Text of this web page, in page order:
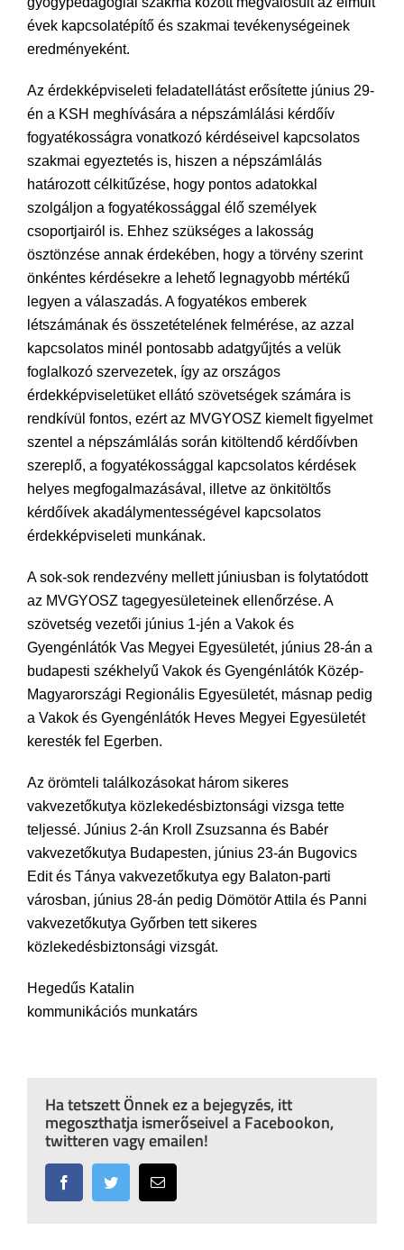
évek kapcsolatépítő és szakmai tevékenységeinek
eredményeként.
Az érdekképviseleti feladatellátást erősítette június 29-
én a KSH meghívására a népszámlálási kérdőív
fogyatékosságra vonatkozó kérdéseivel kapcsolatos
szakmai egyeztetés is, hiszen a népszámlálás
határozott célkitűzése, hogy pontos adatokkal
szolgáljon a fogyatékossággal élő személyek
csoportjairól is. Ehhez szükséges a lakosság
ösztönzése annak érdekében, hogy a törvény szerint
önkéntes kérdésekre a lehető legnagyobb mértékű
legyen a válaszadás. A fogyatékos emberek
létszámának és összetételének felmérése, az azzal
kapcsolatos minél pontosabb adatgyűjtés a velük
foglalkozó szervezetek, így az országos
érdekképviseletüket ellátó szövetségek számára is
rendkívül fontos, ezért az MVGYOSZ kiemelt figyelmet
szentel a népszámlálás során kitöltendő kérdőívben
szereplő, a fogyatékossággal kapcsolatos kérdések
helyes megfogalmazásával, illetve az önkitöltős
kérdőívek akadálymentességével kapcsolatos
érdekképviseleti munkának.
A sok-sok rendezvény mellett júniusban is folytatódott
az MVGYOSZ tagegyesületeinek ellenőrzése. A
szövetség vezetői június 1-jén a Vakok és
Gyengénlátók Vas Megyei Egyesületét, június 28-án a
budapesti székhelyű Vakok és Gyengénlátók Közép-
Magyarországi Regionális Egyesületét, másnap pedig
a Vakok és Gyengénlátók Heves Megyei Egyesületét
keresték fel Egerben.
Az örömteli találkozásokat három sikeres
vakvezetőkutya közlekedésbiztonsági vizsga tette
teljessé. Június 2-án Kroll Zsuzsanna és Babér
vakvezetőkutya Budapesten, június 23-án Bugovics
Edit és Tánya vakvezetőkutya egy Balaton-parti
városban, június 28-án pedig Dömötör Attila és Panni
vakvezetőkutya Győrben tett sikeres
közlekedésbiztonsági vizsgát.
Hegedűs Katalin
kommunikációs munkatárs
Ha tetszett Önnek ez a bejegyzés, itt
megoszthatja ismerőseivel a Facebookon,
twitteren vagy emailen!
FacebookTwitter Email: